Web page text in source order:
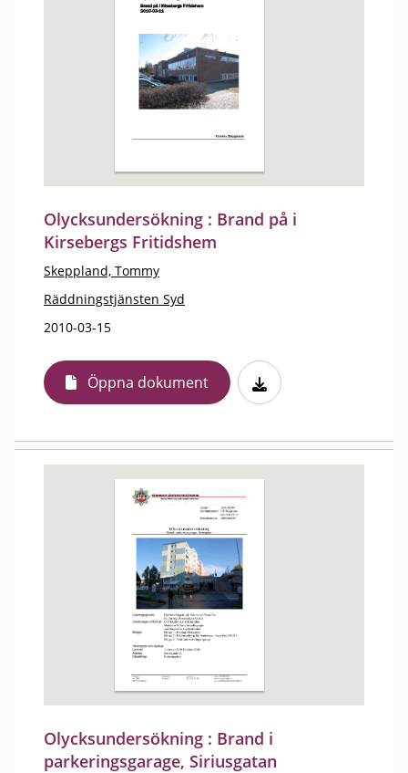
Olycksundersökning : Brand på i
Kirsebergs Fritidshem
Skeppland, Tommy
Räddningstjänsten Syd
2010-03-15
Öppna dokument
Olycksundersökning : Brand i
parkeringsgarage, Siriusgatan